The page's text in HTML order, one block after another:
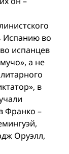
Испанию во
испанцев
а не
в
Франко –
Оруэлл,